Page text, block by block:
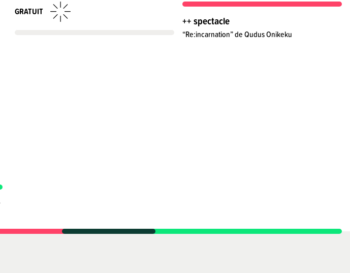
GRATUIT
++ spectacle
“Re:incarnation” de Qudus Onikeku